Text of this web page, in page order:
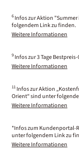
6 Infos zur Aktion "Summer
folgendem Link zu finden.
Weitere Informationen
9 Infos zur 3 Tage
Weitere Informationen
11 Infos zur Aktion
Orient“ sind unter
Weitere Informationen
*Infos zum Kundenportal-
unter folgendem Link zu
Weitere Informationen